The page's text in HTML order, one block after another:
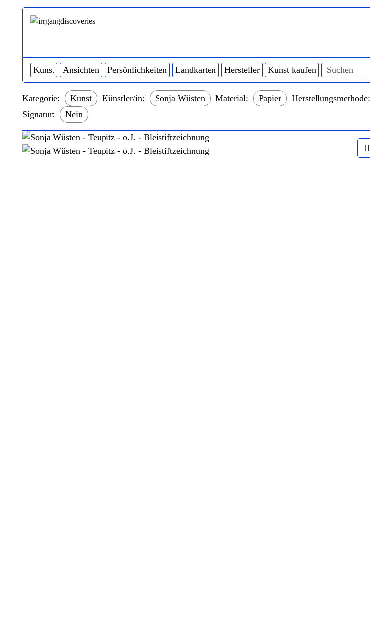
Kunst Ansichten Persönlichkeiten Landkarten Hersteller Kunst kaufen
Kategorie: Kunst Künstler/in: Sonja Wüsten Material: Papier Herstellungsmethode:
Signatur:
Nein